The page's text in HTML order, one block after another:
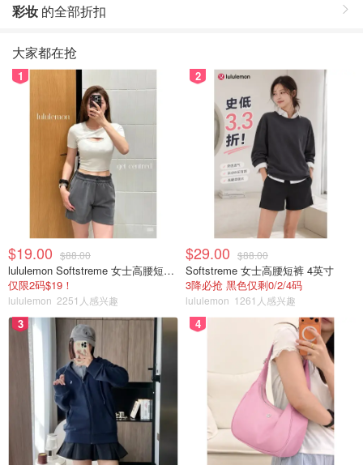
彩妆 的全部折扣
大家都在抢
1
$19.00 $88.00
lululemon Softstreme 女士高腰短裤 10cm
仅限2码$19！
lululemon 2251人感兴趣
2
$29.00 $88.00
Softstreme 女士高腰短裤 4英寸
3降必抢 黑色仅剩0/2/4码
lululemon 1261人感兴趣
3 4